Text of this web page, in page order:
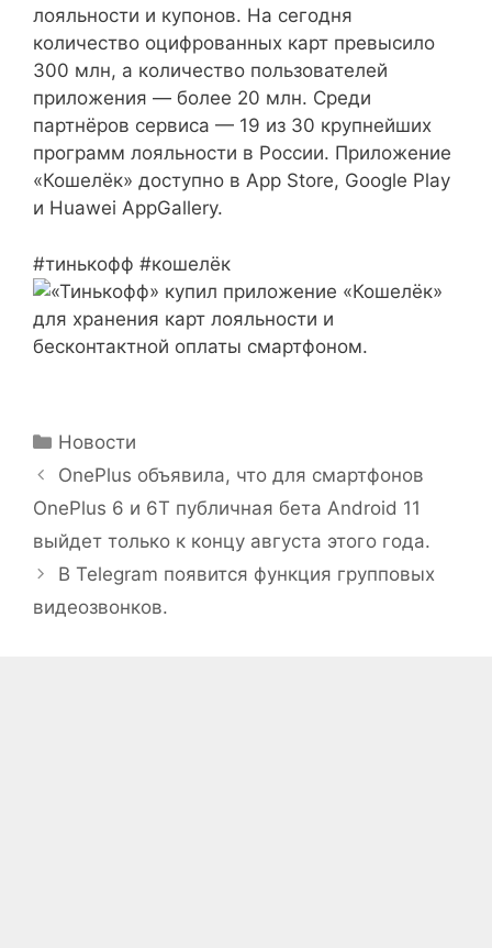
лояльности и купонов. На сегодня
количество оцифрованных карт превысило
300 млн, а количество пользователей
приложения — более 20 млн. Среди
партнёров сервиса — 19 из 30 крупнейших
программ лояльности в России. Приложение
«Кошелёк» доступно в App Store, Google Play
и Huawei AppGallery.
#тинькофф #кошелёк
Рубрики
Новости
OnePlus объявила, что для смартфонов
OnePlus 6 и 6T публичная бета Android 11
выйдет только к концу августа этого года.
В Telegram появится функция групповых
видеозвонков.